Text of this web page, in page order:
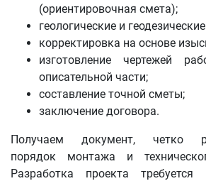
(ориентировочная смета);
геологические и
корректировка на основе
изготовление чертежей
описательной части;
составление точной сметы;
заключение договора.
Получаем документ, четко
порядок монтажа и
Разработка проекта